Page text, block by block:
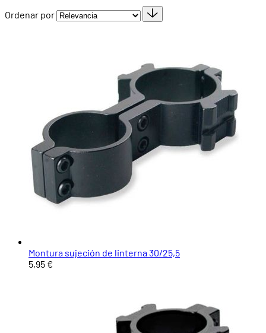
Ordenar por
Montura sujeción de linterna 30/25,5
5,95 €